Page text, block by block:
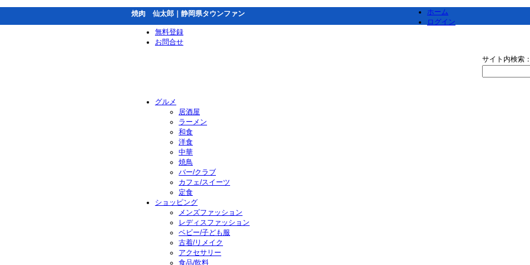
焼肉 仙太郎｜静岡県タウンファン
ホーム
ログイン
無料登録
お問合せ
サイト内検索
グルメ
居酒屋
ラーメン
和食
洋食
中華
焼鳥
バー/クラブ
カフェ/スイーツ
定食
ショッピング
メンズファッション
レディスファッション
ベビー/子ども服
古着/リメイク
アクセサリー
食品/飲料